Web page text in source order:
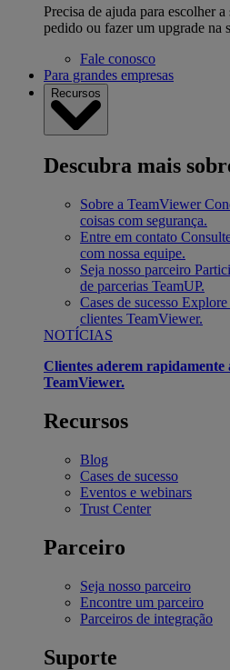
Precisa de ajuda para escolher
pedido ou fazer um upgrade na
Fale conosco
Para grandes empresas
Recursos
Descubra mais
Sobre a TeamViewer
coisas com segurança.
Entre em contato
com nossa equipe.
Seja nosso parceiro
de parcerias TeamUP.
Cases de sucesso Explore
clientes TeamViewer.
NOTÍCIAS
Clientes aderem rapidamente
TeamViewer.
Recursos
Blog
Cases de sucesso
Eventos e webinars
Trust Center
Parceiro
Seja nosso parceiro
Encontre um parceiro
Parceiros de integração
Suporte